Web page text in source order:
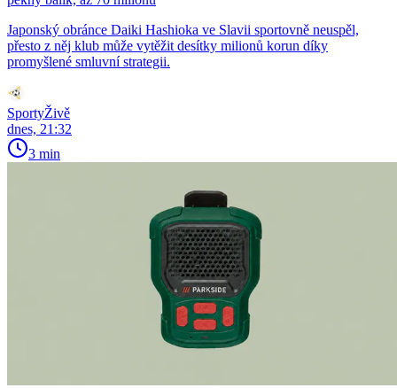
Japonský obránce Daiki Hashioka ve Slavii sportovně neuspěl,
přesto z něj klub může vytěžit desítky milionů korun díky
promyšlené smluvní strategii.
SportyŽivě
dnes, 21:32
3 min